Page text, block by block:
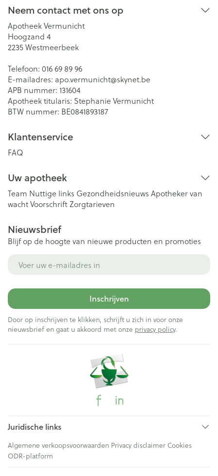
Neem contact met ons op
Apotheek Vermunicht
Hoogzand 4
2235Westmeerbeek
Telefoon: 016 69 89 96
E-mailadres: apo.vermunicht@skynet.be
APB nummer: 131604
Apotheek titularis: Stephanie Vermunicht
BTW nummer: BE0841893187
Klantenservice
FAQ
Uw apotheek
Team Nuttige links Gezondheidsnieuws Apotheker van
wachtVoorschriftZorgtarieven
Nieuwsbrief
Blijf op de hoogte van nieuwe producten en promoties
Inschrijven
Door op inschrijven te klikken, schrijft u zich in voor onze
nieuwsbrief en gaat u akkoord met onze privacy policy.
Juridische links
Algemene verkoopsvoorwaarden Privacy disclaimer Cookies
ODR-platform